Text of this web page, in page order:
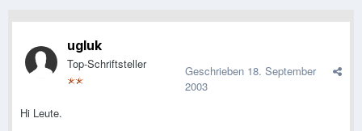
ugluk
Top-Schriftsteller Geschrieben 18. September
2003
Hi Leute.